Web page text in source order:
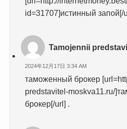
id=31707]истинный запой[/
Tamojennii
2024年12月17日 3:34 AM
таможенный брокер
predstavitel-moskva11.ru/
брокер[/url] .